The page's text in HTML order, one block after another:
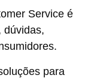
Service é
dúvidas,
para